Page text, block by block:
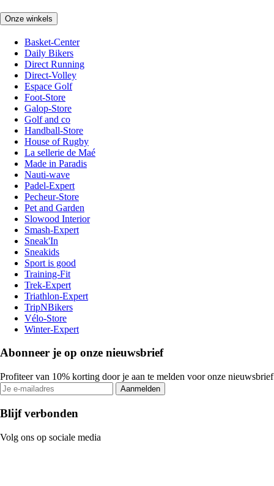
Onze winkels
Basket-Center
Daily Bikers
Direct Running
Direct-Volley
Espace Golf
Foot-Store
Galop-Store
Golf and co
Handball-Store
House of Rugby
La sellerie de Maé
Made in Paradis
Nauti-wave
Padel-Expert
Pecheur-Store
Pet and Garden
Slowood Interior
Smash-Expert
Sneak'In
Sneakids
Sport is good
Training-Fit
Trek-Expert
Triathlon-Expert
TripNBikers
Vélo-Store
Winter-Expert
Abonneer je op onze nieuwsbrief
Profiteer van 10% korting door je aan te melden voor onze nieuwsbrief
Aanmelden
Blijf verbonden
Volg ons op sociale media